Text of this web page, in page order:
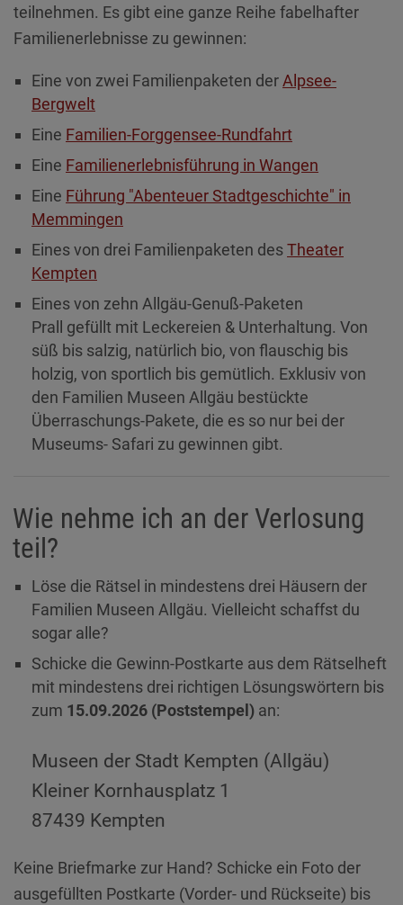
teilnehmen. Es gibt eine ganze Reihe fabelhafter
Familienerlebnisse zu gewinnen:
Eine von zwei Familienpaketen derAlpsee-
Bergwelt
Eine Familien-Forggensee-Rundfahrt
Eine Familienerlebnisführung in Wangen
Eine Führung "Abenteuer Stadtgeschichte" in
Memmingen
Eines von drei Familienpaketen desTheater
Kempten
Eines von zehn Allgäu-Genuß-Paketen
Prall gefüllt mit Leckereien & Unterhaltung. Von
süß bis salzig, natürlich bio, von flauschig bis
holzig, von sportlich bis gemütlich. Exklusiv von
den Familien Museen Allgäu bestückte
Überraschungs-Pakete, die es so nur bei der
Museums- Safari zu gewinnen gibt.
Wie nehme ich an der Verlosung
teil?
Löse die Rätsel in mindestens drei Häusern der
Familien Museen Allgäu. Vielleicht schaffst du
sogar alle?
Schicke die Gewinn-Postkarte aus dem Rätselheft
mit mindestens drei richtigen Lösungswörtern bis
zum 15.09.2026 (Poststempel) an:
Museen der Stadt Kempten (Allgäu)
Kleiner Kornhausplatz 1
87439 Kempten
Keine Briefmarke zur Hand? Schicke ein Foto der
ausgefüllten Postkarte (Vorder- und Rückseite) bis